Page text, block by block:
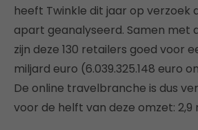
heeft Twinkle dit jaar op verzoek
apart geanalyseerd. Samen met
zijn deze 130 retailers goed voor
miljard euro (6.039.325.148 euro
De online travelbranche is dus
voor de helft van deze omzet: 2,9